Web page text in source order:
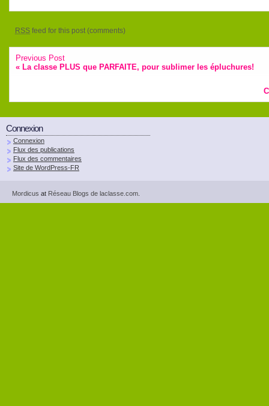
RSS feed for this post (comments)
Previous Post
« La classe PLUS que PARFAITE, pour sublimer les épluchures!
Connexion
Connexion
Flux des publications
Flux des commentaires
Site de WordPress-FR
Mordicus at Réseau Blogs de laclasse.com